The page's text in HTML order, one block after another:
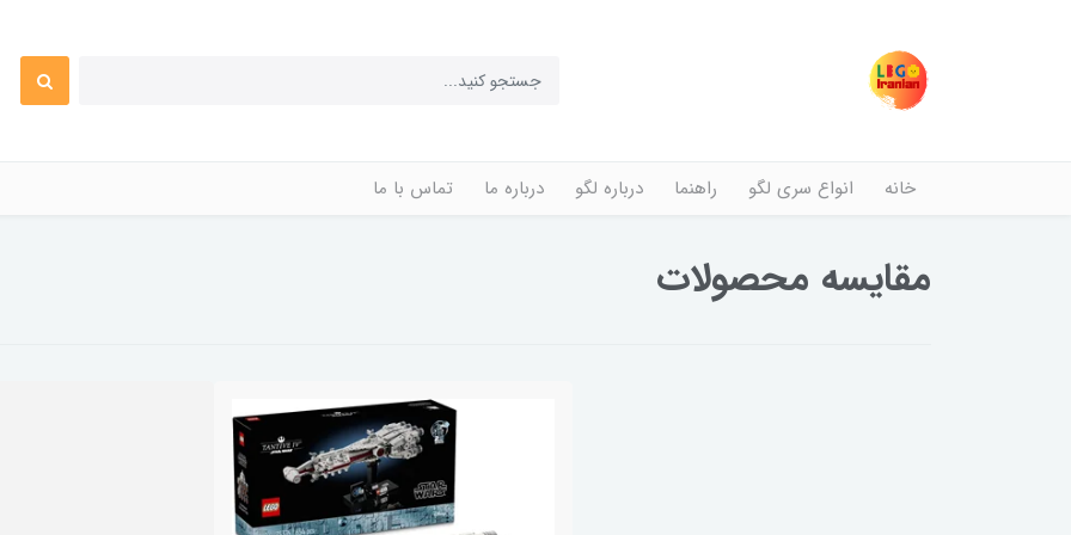
خانه انواع سری لگو راهنما درباره لگو درباره ما تماس با ما
مقایسه محصولات